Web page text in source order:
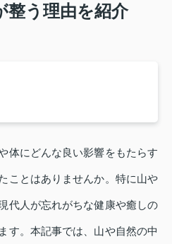
整う理由を紹介
体にどんな良い影響をもたらす
ことはありませんか。特に山や
代人が忘れがちな健康や癒しの
す。本記事では、山や自然の中